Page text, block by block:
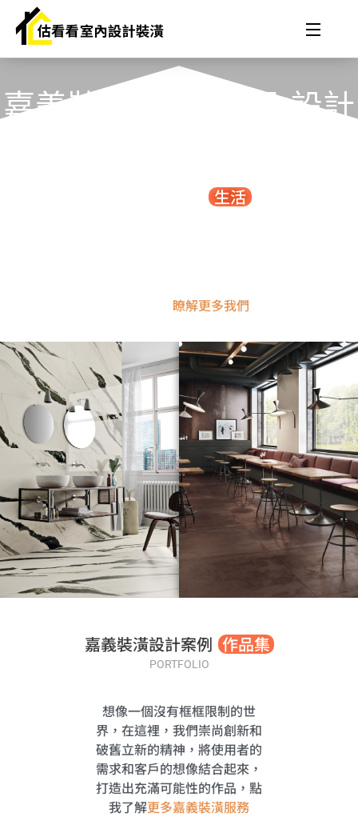
嘉義裝潢與專業室內設計
生活
瞭解更多我們
嘉義裝潢設計案例 作品集
PORTFOLIO
想像一個沒有框框限制的世
界，在這裡，我們崇尚創新和
破舊立新的精神，將使用者的
需求和客戶的想像結合起來，
打造出充滿可能性的作品，點
我了解更多嘉義裝潢服務